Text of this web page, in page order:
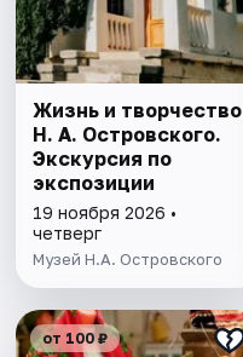
Жизнь и творчество
Н. А. Островского.
Экскурсия по
экспозиции
19 ноября 2026 •
четверг
Музей Н.А. Островского
от 100 ₽